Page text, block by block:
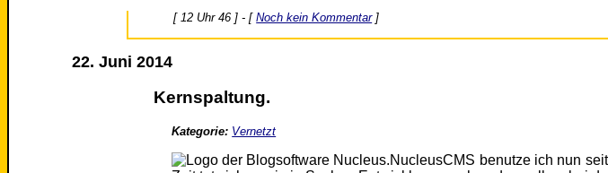
[ 12 Uhr 46 ] - [Noch kein Kommentar]
22. Juni 2014
Kernspaltung.
Kategorie: Vernetzt
NucleusCMS benutze ich nun